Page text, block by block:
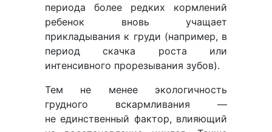
периода более редких кормлений
ребенок вновь учащает
прикладывания к груди (например, в
период скачка роста или
интенсивного прорезывания зубов).
Тем не менее экологичность
грудного вскармливания —
не единственный фактор, влияющий